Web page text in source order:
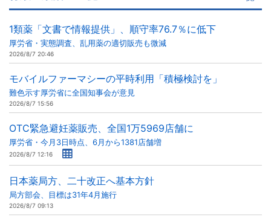
1類薬「文書で情報提供」、順守率76.7％に低下
厚労省・実態調査、乱用薬の適切販売も微減
2026/8/7 20:46
モバイルファーマシーの平時利用「積極検討を」
難色示す厚労省に全国知事会が意見
2026/8/7 15:56
OTC緊急避妊薬販売、全国1万5969店舗に
厚労省・今月3日時点、6月から1381店舗増
2026/8/7 12:16
日本薬局方、二十改正へ基本方針
局方部会、目標は31年4月施行
2026/8/7 09:13